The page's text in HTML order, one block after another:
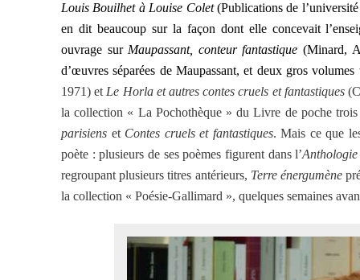
Louis Bouilhet à Louise Colet(Publications de
en dit beaucoup sur la façon dont elle concevait
ouvrage sur Maupassant, conteur fantastique (Minard,
d’œuvres séparées de Maupassant, et deux gros
1971) et Le Horla et autres contes cruels et fantastiques
la collection « La Pochothèque » du Livre de poche
parisiens et Contes cruels et fantastiques. Mais ce que
poète : plusieurs de ses poèmes figurent dans l’
regroupant plusieurs titres antérieurs, Terre énergumène
la collection « Poésie-Gallimard », quelques semaines